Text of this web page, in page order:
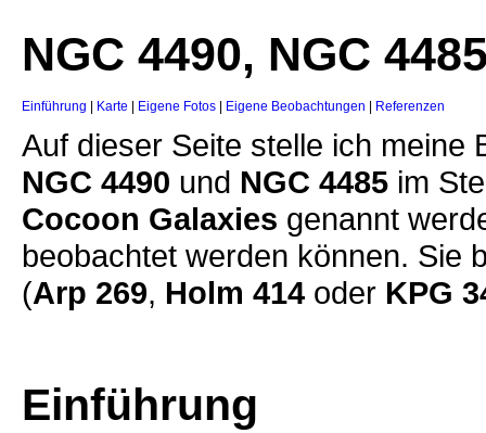
NGC 4490, NGC
Einführung Karte Eigene Fotos Eigene Beobachtungen Referenzen
Auf dieser Seite stelle ich meine
NGC 4490 und NGC 4485 im
Cocoon Galaxies genannt
beobachtet werden können. Sie
(Arp 269, Holm 414 oder KPG
Einführung